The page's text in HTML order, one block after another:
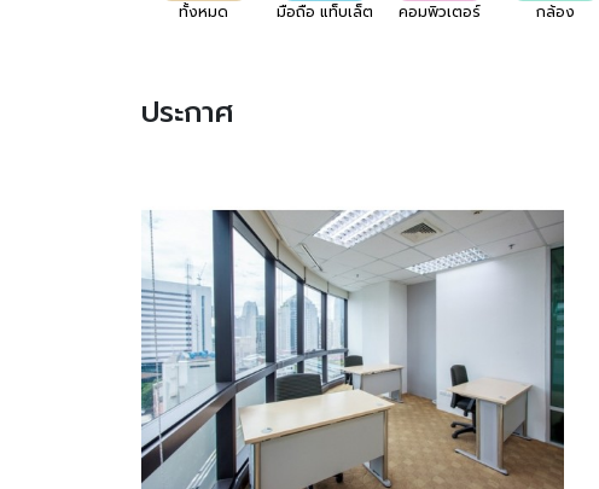
ทั้งหมด มือถือ แท็บเล็ต คอมพิวเตอร์ กล้อง
ประกาศ